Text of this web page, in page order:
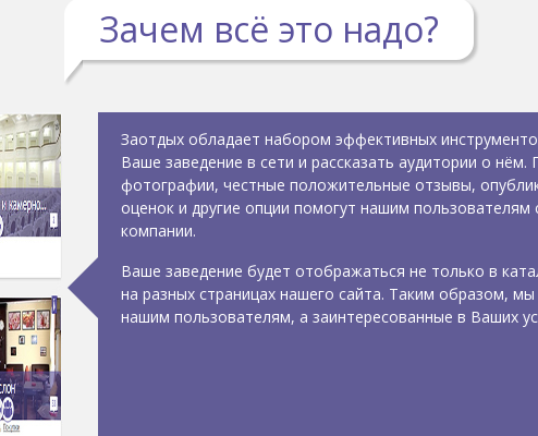
Зачем всё это надо?
Заотдых обладает набором эффективных
Ваше заведение в сети и рассказать аудитории о
фотографии, честные положительные отзывы,
оценок и другие опции помогут нашим
компании.
Ваше заведение будет отображаться не только в
на разных страницах нашего сайта. Таким образом,
нашим пользователям, а заинтересованные в Ваших